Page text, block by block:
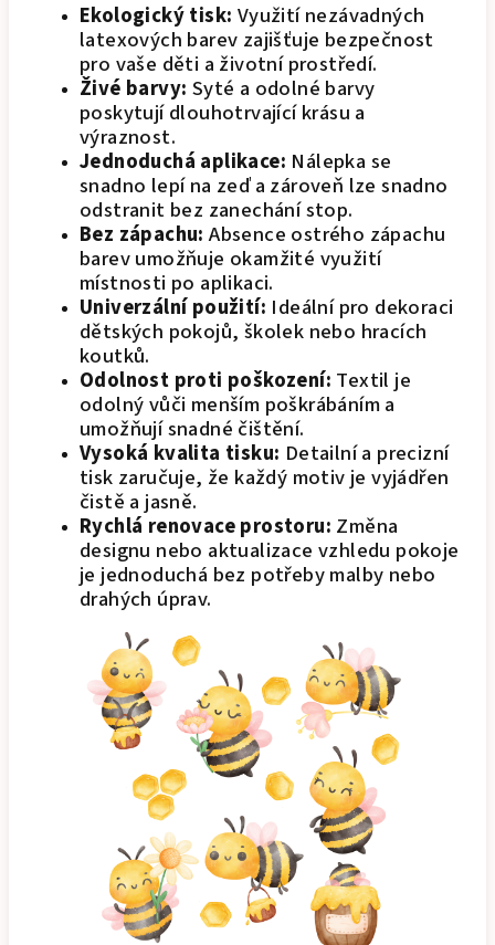
Ekologický tisk: Využití nezávadných
latexových barev zajišťuje bezpečnost
pro vaše děti a životní prostředí.
Živé barvy: Syté a odolné barvy
poskytují dlouhotrvající krásu a
výraznost.
Jednoduchá aplikace: Nálepka se
snadno lepí na zeď a zároveň lze snadno
odstranit bez zanechání stop.
Bez zápachu:Absence ostrého zápachu
barev umožňuje okamžité využití
místnosti po aplikaci.
Univerzální použití: Ideální pro dekoraci
dětských pokojů, školek nebo hracích
koutků.
Odolnost proti poškození: Textil je
odolný vůči menším poškrábáním a
umožňují snadné čištění.
Vysoká kvalita tisku: Detailní a precizní
tisk zaručuje, že každý motiv je vyjádřen
čistě a jasně.
Rychlá renovace prostoru: Změna
designu nebo aktualizace vzhledu pokoje
je jednoduchá bez potřeby malby nebo
drahých úprav.